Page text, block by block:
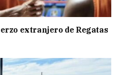
extranjero de Regatas